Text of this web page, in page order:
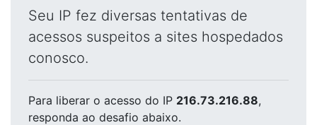
Seu IP fez diversas tentativas de
acessos suspeitos a sites hospedados
conosco.
Para liberar o acesso do IP 216.73.216.88,
responda ao desafio abaixo.